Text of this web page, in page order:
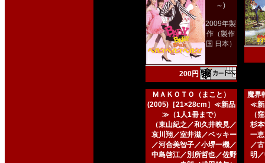
～)
2009年製
作（製作
国 日本）
200円
ＭＡＫＯＴＯ（まこと）
(2005)［21×28cm］≪新品
≫（1人1冊まで）
（東山紀之／和久井映見／
哀川翔／室井滋／ベッキー
／河合美智子／小堺一機／
中島啓江／別所哲也／佐野
魔界
≪新
（
杉
一
／
明